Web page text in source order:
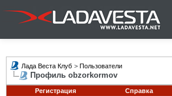
Лада Веста Клуб > Пользователи
Профиль obzorkormov
Регистрация Справка